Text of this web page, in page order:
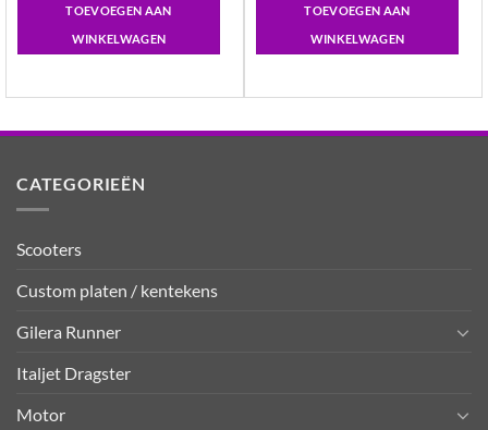
TOEVOEGEN AAN
WINKELWAGEN
TOEVOEGEN AAN
WINKELWAGEN
CATEGORIEËN
Scooters
Custom platen / kentekens
Gilera Runner
Italjet Dragster
Motor